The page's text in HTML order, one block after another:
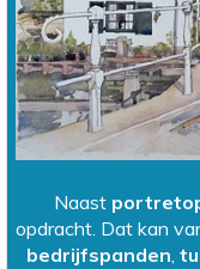
Naast
opdracht. Dat kan
bedrijfspanden,